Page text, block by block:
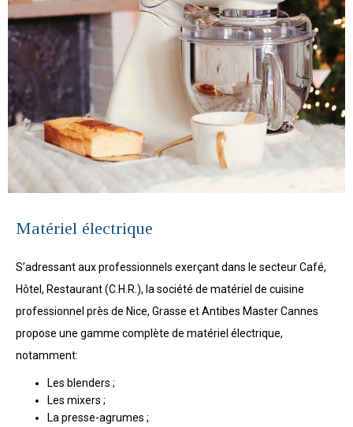
Matériel électrique
S’adressant aux professionnels exerçant dans le secteur Café,
Hôtel, Restaurant (C.H.R.), la société de matériel de cuisine
professionnel près de Nice, Grasse et Antibes Master Cannes
propose une gamme complète de matériel électrique,
notamment:
Les blenders ;
Les mixers ;
La presse-agrumes ;